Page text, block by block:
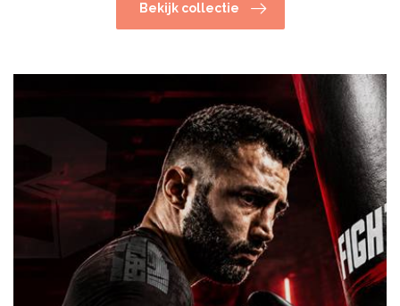
Bekijk collectie